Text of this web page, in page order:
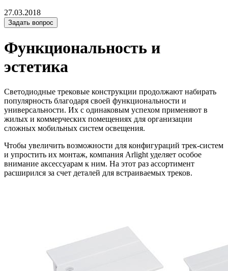
27.03.2018
Задать вопрос
Функциональность и
эстетика
Светодиодные трековые конструкции продолжают набирать
популярность благодаря своей функциональности и
универсальности. Их с одинаковым успехом применяют в
жилых и коммерческих помещениях для организации
сложных мобильных систем освещения.
Чтобы увеличить возможности для конфигураций трек-систем
и упростить их монтаж, компания Arlight уделяет особое
внимание аксессуарам к ним. На этот раз ассортимент
расширился за счет деталей для встраиваемых треков.